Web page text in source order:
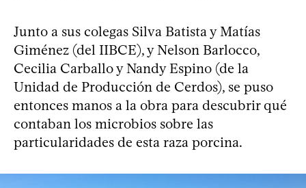
Junto a sus colegas Silva Batista y Matías
Giménez (del IIBCE), y Nelson Barlocco,
Cecilia Carballo y Nandy Espino (de la
Unidad de Producción de Cerdos), se puso
entonces manos a la obra para descubrir qué
contaban los microbios sobre las
particularidades de esta raza porcina.